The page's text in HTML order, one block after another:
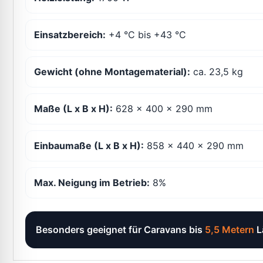
Einsatzbereich: +4 °C bis +43 °C
Gewicht (ohne Montagematerial): ca. 23,5 kg
Maße (L x B x H): 628 x 400 x 290 mm
Einbaumaße (L x B x H): 858 x 440 x 290 mm
Max. Neigung im Betrieb: 8%
Besonders geeignet für Caravans bis 5,5 Metern